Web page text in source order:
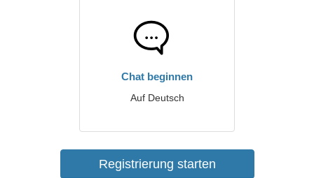
Chat beginnen
Auf Deutsch
Registrierung starten